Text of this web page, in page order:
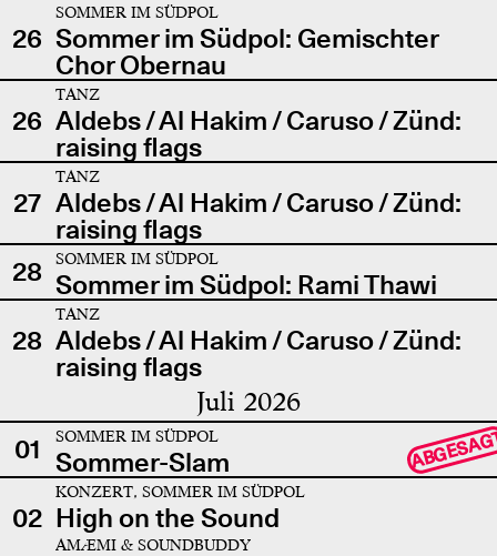
26
SOMMER IM SÜDPOL
Sommer im Südpol: Gemischter
Chor Obernau
26
TANZ
Aldebs / Al Hakim / Caruso / Zünd:
raising flags
27
TANZ
Aldebs / Al Hakim / Caruso / Zünd:
raising flags
28
SOMMER IM SÜDPOL
Sommer im Südpol: Rami Thawi
28
TANZ
Aldebs / Al Hakim / Caruso / Zünd:
raising flags
Juli 2026
01 SOMMER IM SÜDPOL
Sommer-Slam
02
KONZERT, SOMMER IM SÜDPOL
High on the Sound
AMÆMI & SOUNDBUDDY